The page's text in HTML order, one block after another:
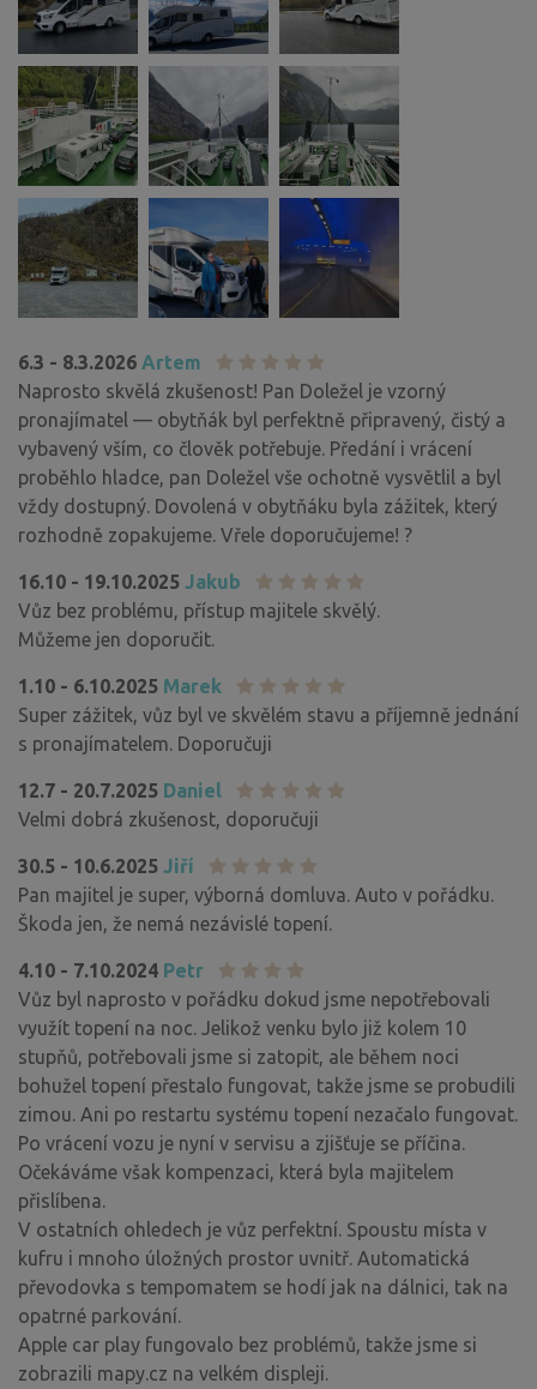
6.3 - 8.3.2026 Artem
Naprosto skvělá zkušenost! Pan Doležel je vzorný
pronajímatel — obytňák byl perfektně připravený, čistý a
vybavený vším, co člověk potřebuje. Předání i vrácení
proběhlo hladce, pan Doležel vše ochotně vysvětlil a byl
vždy dostupný. Dovolená v obytňáku byla zážitek, který
rozhodně zopakujeme. Vřele doporučujeme! ?
16.10 - 19.10.2025 Jakub
Vůz bez problému, přístup majitele skvělý.
Můžeme jen doporučit.
1.10 - 6.10.2025 Marek
Super zážitek, vůz byl ve skvělém stavu a příjemně jednání
s pronajímatelem. Doporučuji
12.7 - 20.7.2025 Daniel
Velmi dobrá zkušenost, doporučuji
30.5 - 10.6.2025 Jiří
Pan majitel je super, výborná domluva. Auto v pořádku.
Škoda jen, že nemá nezávislé topení.
4.10 - 7.10.2024 Petr
Vůz byl naprosto v pořádku dokud jsme nepotřebovali
využít topení na noc. Jelikož venku bylo již kolem 10
stupňů, potřebovali jsme si zatopit, ale během noci
bohužel topení přestalo fungovat, takže jsme se probudili
zimou. Ani po restartu systému topení nezačalo fungovat.
Po vrácení vozu je nyní v servisu a zjišťuje se příčina.
Očekáváme však kompenzaci, která byla majitelem
přislíbena.
V ostatních ohledech je vůz perfektní. Spoustu místa v
kufru i mnoho úložných prostor uvnitř. Automatická
převodovka s tempomatem se hodí jak na dálnici, tak na
opatrné parkování.
Apple car play fungovalo bez problémů, takže jsme si
zobrazili mapy.cz na velkém displeji.